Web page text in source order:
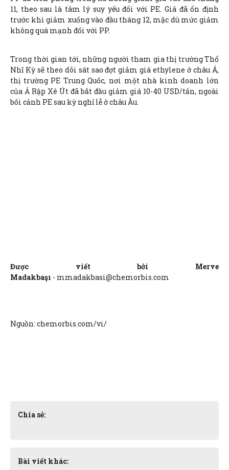
11, theo sau là tâm lý suy yếu đối với PE. Giá đã ổn định
trước khi giảm xuống vào đầu tháng 12, mặc dù mức giảm
không quá mạnh đối với PP.
Trong thời gian tới, những người tham gia thị trường Thổ
Nhĩ Kỳ sẽ theo dõi sát sao đợt giảm giá ethylene ở châu Á,
thị trường PE Trung Quốc, nơi một nhà kinh doanh lớn
của Ả Rập Xê Út đã bắt đầu giảm giá 10-40 USD/tấn, ngoài
bối cảnh PE sau kỳ nghỉ lễ ở châu Âu.
Được viết bởi Merve
Madakbaşı - mmadakbasi@chemorbis.com
Nguồn: chemorbis.com/vi/
Chia sẻ:
Bài viết khác: